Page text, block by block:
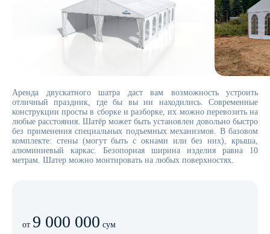
Аренда двускатного шатра даст вам возможность устроить
отличный праздник, где бы вы ни находились. Современные
конструкции просты в сборке и разборке, их можно перевозить на
любые расстояния. Шатёр может быть установлен довольно быстро
без применения специальных подъемных механизмов. В базовом
комплекте: стены (могут быть с окнами или без них), крыша,
алюминиевый каркас. Безопорная ширина изделия равна 10
метрам. Шатер можно монтировать на любых поверхностях.
от 9 000 000 сум